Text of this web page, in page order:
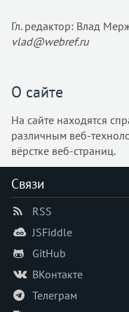
Гл. редактор: Влад
vlad@webref.ru
О сайте
На сайте находятся
различным веб-
вёрстке веб-страниц.
Связи
RSS
JSFiddle
GitHub
ВКонтакте
Телеграм